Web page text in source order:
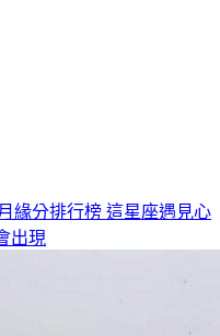
緣分排行榜 這星座遇見心
出現